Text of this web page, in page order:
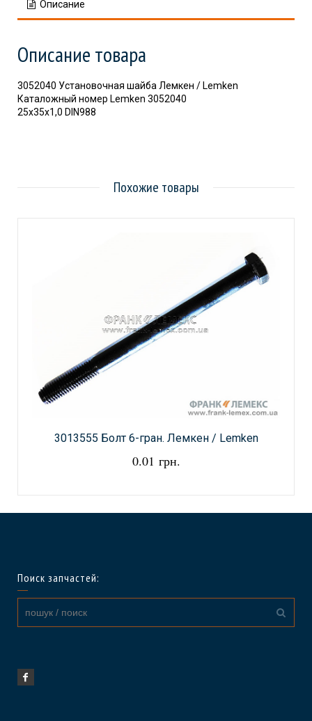
Описание
Описание товара
3052040 Установочная шайба Лемкен / Lemken
Каталожный номер Lemken 3052040
25x35x1,0 DIN988
Похожие товары
3013555 Болт 6-гран. Лемкен / Lemken
0.01 грн.
Поиск запчастей: